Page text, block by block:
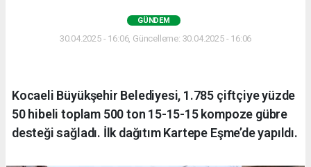
GÜNDEM
30.04.2025 - 16:06, Güncelleme: 30.04.2025 - 16:06
Kocaeli Büyükşehir Belediyesi, 1.785 çiftçiye yüzde
50 hibeli toplam 500 ton 15-15-15 kompoze gübre
desteği sağladı. İlk dağıtım Kartepe Eşme’de yapıldı.